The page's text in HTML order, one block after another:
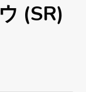
(SR)